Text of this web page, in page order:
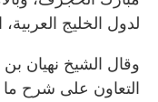
لدول الخليج
وقال الشيخ نهيان
التعاون على شرح